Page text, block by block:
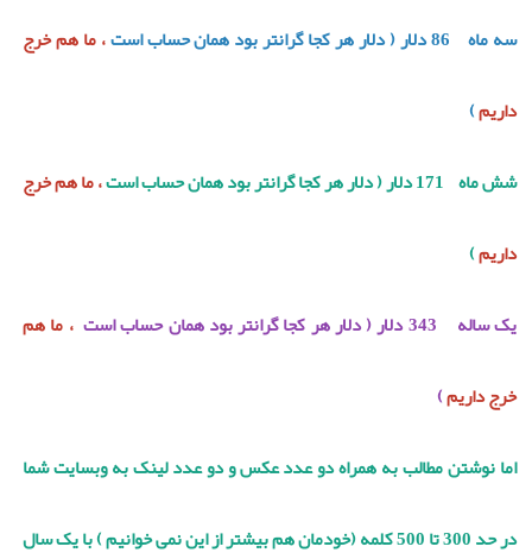
سه ماه 86 دلار ( دلار هر کجا گرانتر بود همان حساب است
، ما هم خرج
داریم)
شش ماه 171 دلار ( دلار هر کجا گرانتر بود همان حساب است
، ما هم خرج
داریم)
یک ساله 343 دلار ( دلار هر کجا گرانتر بود همان حساب است
، ما هم
خرج داریم)
اما نوشتن مطالب به همراه دو عدد عکس و دو عدد لینک به وبسایت شما
در حد 300 تا 500 کلمه (خودمان هم بیشتر از این نمی خوانیم ) با یک سال